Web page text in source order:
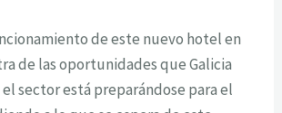
de este nuevo hotel en
de las oportunidades que Galicia
sector está preparándose para el